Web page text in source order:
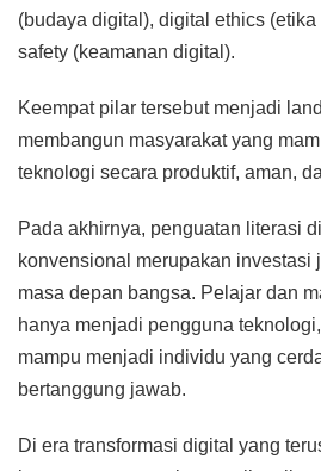
(budaya digital), digital ethics (etika
safety (keamanan digital).
Keempat pilar tersebut menjadi
membangun masyarakat yang
teknologi secara produktif, aman,
Pada akhirnya, penguatan literasi
konvensional merupakan investasi
masa depan bangsa. Pelajar dan
hanya menjadi pengguna
mampu menjadi individu yang
bertanggung jawab.
Di era transformasi digital yang